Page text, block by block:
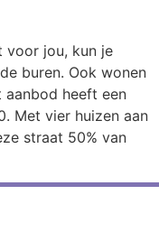
voor jou, kun je
buren. Ook wonen
aanbod heeft een
Met vier huizen aan
straat 50% van